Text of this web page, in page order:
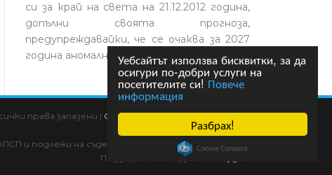
Разбрах!
Уебсайтът използва бисквитки, за да
осигури по-добри услуги на
посетителите си! Повече
информация
си за край на света на 21.12.2012 година,
допълни своята прогноза,
предупреждавайки, че се очаква за 2027
година аномално топло лято.
права запазени | Общи условия|HTML карта|
и подлежи на съдебно преследване!
Поддържа се от
Ди Ейч Студио